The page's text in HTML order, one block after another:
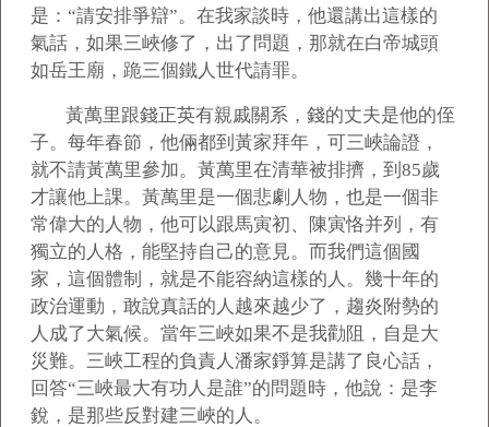
是：“請安排爭辯”。在我家談時，他還講出這樣的
氣話，如果三峽修了，出了問題，那就在白帝城頭
如岳王廟，跪三個鐵人世代請罪。
黃萬里跟錢正英有親戚關系，錢的丈夫是他的侄
子。每年春節，他倆都到黃家拜年，可三峽論證，
就不請黃萬里參加。黃萬里在清華被排擠，到85歲
才讓他上課。黃萬里是一個悲劇人物，也是一個非
常偉大的人物，他可以跟馬寅初、陳寅恪并列，有
獨立的人格，能堅持自己的意見。而我們這個國
家，這個體制，就是不能容納這樣的人。幾十年的
政治運動，敢說真話的人越來越少了，趨炎附勢的
人成了大氣候。當年三峽如果不是我勸阻，自是大
災難。三峽工程的負責人潘家錚算是講了良心話，
回答“三峽最大有功人是誰”的問題時，他說：是李
銳，是那些反對建三峽的人。